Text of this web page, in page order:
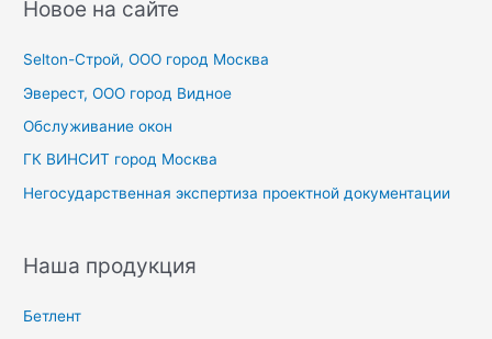
:
Новое на сайте
Selton-Строй, OOO город Москва
Эверест, ООО город Видное
Обслуживание окон
ГК ВИНСИТ город Москва
Негосударственная экспертиза проектной документации
Наша продукция
Бетлент